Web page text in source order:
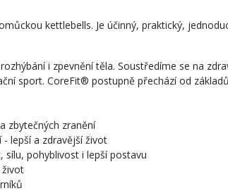
kettlebells. Je účinný, praktický,
i zpevnění těla. Soustředíme se na
sport. CoreFit® postupně přechází od
zbytečných zranění
- lepší a zdravější život
sílu, pohyblivost i lepší postavu
život